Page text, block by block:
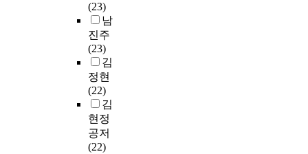
(23)
남
진주
(23)
김
정현
(22)
김
현정
공저
(22)